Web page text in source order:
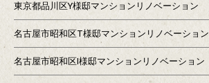
東京都品川区Y様邸マンションリノベーション
名古屋市昭和区T様邸マンションリノベーション
名古屋市昭和区I様邸マンションリノベーション